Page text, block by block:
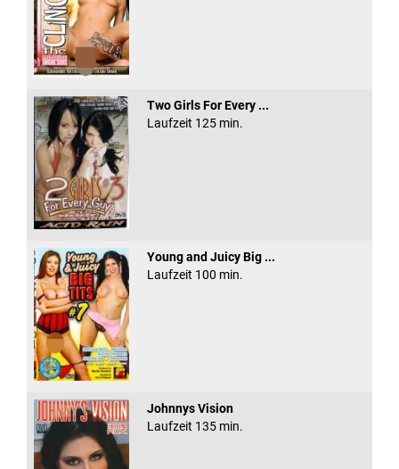
Two Girls For Every ...
Laufzeit 125 min.
Young and Juicy Big ...
Laufzeit 100 min.
Johnnys Vision
Laufzeit 135 min.